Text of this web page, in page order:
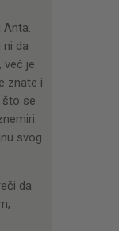
Anta.
ni da
već je
znate i
što se
svog
da